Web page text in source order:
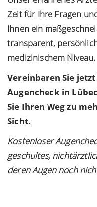
Zeit für Ihre Fragen
Ihnen ein
transparent,
medizinischem Niveau.
Vereinbaren Sie
Augencheck in
Sie Ihren Weg zu
Sicht.
Kostenloser
geschultes,
deren Augen noch